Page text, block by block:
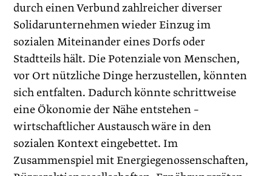
durch einen Verbund zahlreicher diverser
Solidarunternehmen wieder Einzug im
sozialen Miteinander eines Dorfs oder
Stadtteils hält. Die Potenziale von Menschen,
vor Ort nützliche Dinge herzustellen, könnten
sich entfalten. Dadurch könnte schrittweise
eine Ökonomie der Nähe entstehen –
wirtschaftlicher Austausch wäre in den
sozialen Kontext eingebettet. Im
Zusammenspiel mit Energiegenossenschaften,